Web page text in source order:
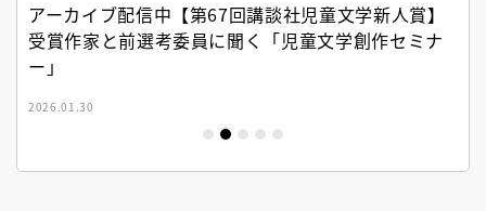
アーカイブ配信中【第67回講談社児童文学新人賞】
受賞作家と前選考委員に聞く「児童文学創作セミナ
ー」
2026.01.30